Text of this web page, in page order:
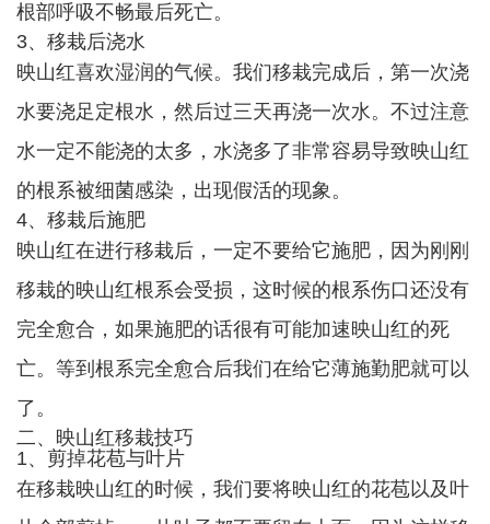
根部呼吸不畅最后死亡。
3、移栽后浇水
映山红喜欢湿润的气候。我们移栽完成后，第一次浇
水要浇足定根水，然后过三天再浇一次水。不过注意
水一定不能浇的太多，水浇多了非常容易导致映山红
的根系被细菌感染，出现假活的现象。
4、移栽后施肥
映山红在进行移栽后，一定不要给它施肥，因为刚刚
移栽的映山红根系会受损，这时候的根系伤口还没有
完全愈合，如果施肥的话很有可能加速映山红的死
亡。等到根系完全愈合后我们在给它薄施勤肥就可以
了。
二、映山红移栽技巧
1、剪掉花苞与叶片
在移栽映山红的时候，我们要将映山红的花苞以及叶